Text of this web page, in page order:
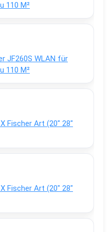
110 M²
JF260S WLAN für
110 M²
Fischer Art (20″ 28″
Fischer Art (20″ 28″